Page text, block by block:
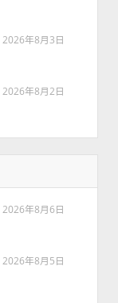
2026年8月3日
2026年8月2日
2026年8月6日
2026年8月5日